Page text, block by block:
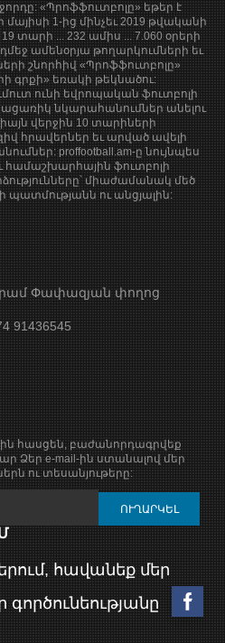
«Պրոֆֆուտբոլը» եթեր է
1-ից մինչեւ 2019 թվականի
տարի ... 232 ամիս ... 7.060 օրերի
ամենօրյա թողարկումների եւ
շնորհիվ «Պրոֆֆուտբոլը»
գրքի» եռակի թեկնածու:
ունի եվրոպական ֆուտբոլի
նկարահանումներ անելու
վերջին 10 տարիների
հրավերներ եւ արված ավելի
proffootball.am-ը նույնպես
համաշխարհային ֆուտբոլի
միաժամանակ մեծ
պատմությանն ու անցյալին:
Փափազյան փողոց
91436545
հասցեն, բաժանորդագրվեք
Ձեր e-mail-ին ստանալով մեր
ու տեսանյութերը:
հավանեք մեր